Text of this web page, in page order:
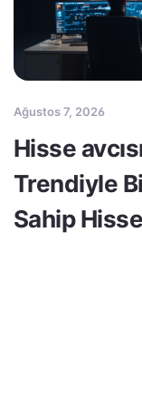
Ağustos 7, 2026
Hisse
Trendiyle
Sahip